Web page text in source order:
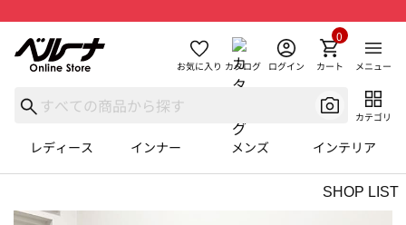
お気に入り カタログ ログイン カート
0
メニュー
カテゴリ
レディース インナー メンズ インテリア
SHOP LIST